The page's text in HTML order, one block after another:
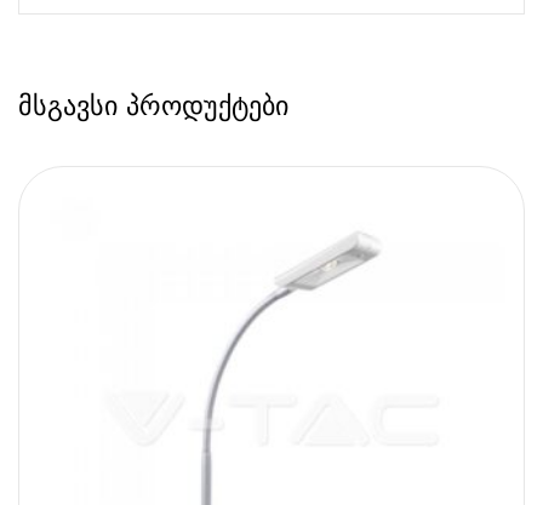
მსგავსი პროდუქტები